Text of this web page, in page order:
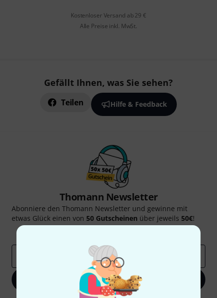
Kostenloser Versand ab 29 €
Alle Preise inkl. MwSt.
Gefällt Ihnen, was Sie sehen?
Teilen Hilfe & Feedback
Thomann Newsletter
Abonniere den Thomann Newsletter und gewinne mit
etwas Glück einen von 50 Gutscheinen über jeweils 50€!
Thomann Insights
Jetzt anmelden